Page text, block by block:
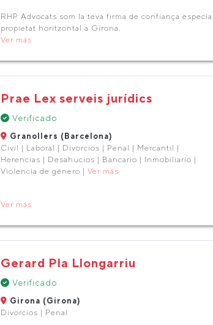
RHP Advocats som la teva firma de confiança
propietat horitzontal a Girona.
Ver más
Prae Lex serveis jurídics
Verificado
Granollers (Barcelona)
Civil | Laboral | Divorcios | Penal | Mercantil |
Herencias | Desahucios | Bancario | Inmobiliario |
Violencia de género | Ver más
Ver más
Gerard Pla Llongarriu
Verificado
Girona (Girona)
Divorcios | Penal